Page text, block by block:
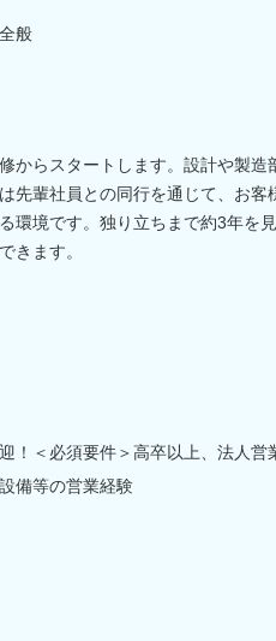
般
からスタートします。設計や製造
先輩社員との同行を通じて、お客
環境です。独り立ちまで約3年を
きます。
！＜必須要件＞高卒以上、法人営
備等の営業経験